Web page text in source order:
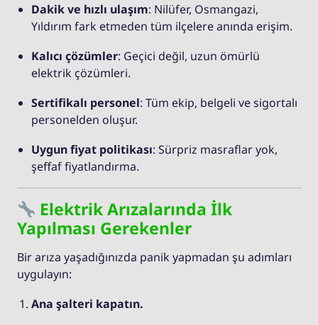
Dakik ve hızlı ulaşım: Nilüfer, Osmangazi,
Yıldırım fark etmeden tüm ilçelere anında erişim.
Kalıcı çözümler: Geçici değil, uzun ömürlü
elektrik çözümleri.
Sertifikalı personel: Tüm ekip, belgeli ve sigortalı
personelden oluşur.
Uygun fiyat politikası: Sürpriz masraflar yok,
şeffaf fiyatlandırma.
Elektrik Arızalarında İlk
Yapılması Gerekenler
Bir arıza yaşadığınızda panik yapmadan şu adımları
uygulayın:
Ana şalteri kapatın.